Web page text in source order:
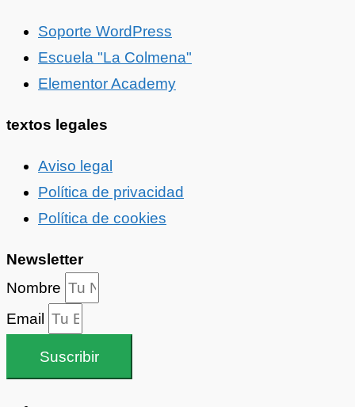
Soporte WordPress
Escuela "La Colmena"
Elementor Academy
textos legales
Aviso legal
Política de privacidad
Política de cookies
Newsletter
Nombre
Email
Suscribir